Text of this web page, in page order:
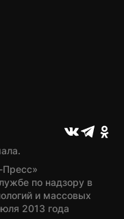
Пресс»
по надзору в
и массовых
2013 года